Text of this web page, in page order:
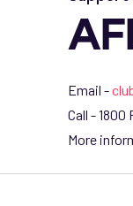
Email -
Call - 1800
More